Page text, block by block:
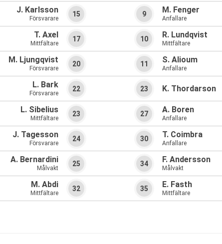
J. Karlsson
Försvarare
15
T. Axel
Mittfältare
17
M. Ljungqvist
Försvarare
20
L. Bark
Försvarare
22
L. Sibelius
Mittfältare
23
J. Tagesson
Försvarare
24
A. Bernardini
Målvakt
25
M. Abdi
Mittfältare
32
9 M. Fenger
Anfallare
10 R. Lundqvist
Mittfältare
11 S. Alioum
Anfallare
23 K. Thordarson
27 A. Boren
Anfallare
30 T. Coimbra
Anfallare
34 F. Andersson
Målvakt
35 E. Fasth
Mittfältare